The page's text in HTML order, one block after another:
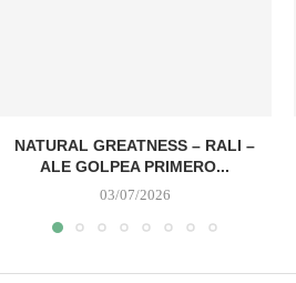
NATURAL GREATNESS – RALI –
ALE GOLPEA PRIMERO...
03/07/2026